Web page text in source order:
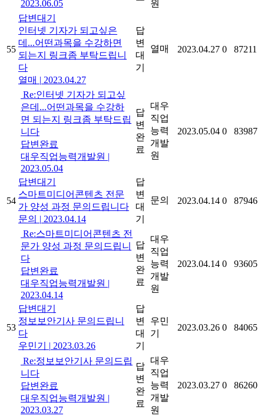
2023.06.05
원
55
답변대기
인터넷 기자가 되고싶은
데...어떤과목을 수강하면
되는지 링크좀 부탁드립니
다
열매 | 2023.04.27
답
변
대
기
열매 2023.04.27 0 87211
Re:인터넷 기자가 되고싶
은데...어떤과목을 수강하
면 되는지 링크좀 부탁드립
니다
답변완료
대우직업능력개발원 |
2023.05.04
답
변
완
료
대우
직업
능력
개발
원
2023.05.04 0 83987
54
답변대기
스마트미디어콘텐츠 전문
가 양성 과정 문의드립니다
문의 | 2023.04.14
답
변
대
기
문의 2023.04.14 0 87946
Re:스마트미디어콘텐츠 전
문가 양성 과정 문의드립니
다
답변완료
대우직업능력개발원 |
2023.04.14
답
변
완
료
대우
직업
능력
개발
원
2023.04.14 0 93605
53
답변대기
정보보안기사 문의드립니
다
우민기
| 2023.03.26
답
변
대
기
우민
기
2023.03.26 0 84065
Re:정보보안기사 문의드립
니다
답변완료
대우직업능력개발원 |
2023.03.27
답
변
완
료
대우
직업
능력
개발
원
2023.03.27 0 86260